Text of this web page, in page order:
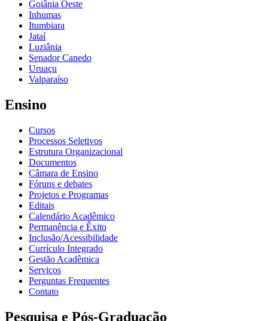
Goiânia Oeste
Inhumas
Itumbiara
Jataí
Luziânia
Senador Canedo
Uruaçu
Valparaíso
Ensino
Cursos
Processos Seletivos
Estrutura Organizacional
Documentos
Câmara de Ensino
Fóruns e debates
Projetos e Programas
Editais
Calendário Acadêmico
Permanência e Êxito
Inclusão/Acessibilidade
Currículo Integrado
Gestão Acadêmica
Serviços
Perguntas Frequentes
Contato
Pesquisa e Pós-Graduação